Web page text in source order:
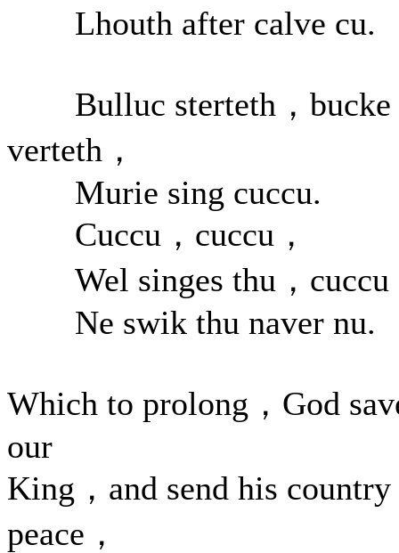
Lhouth after calve cu.
Bulluc sterteth，bucke
verteth，
Murie sing cuccu.
Cuccu，cuccu，
Wel singes thu，cuccu
Ne swik thu naver nu.
Which to prolong，God
our
King，and send his country
peace，